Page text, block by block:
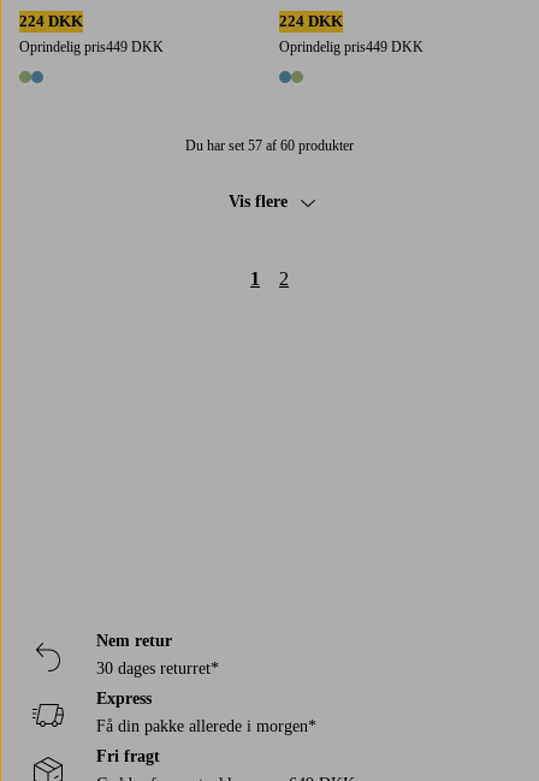
224 DKK
Oprindelig pris449 DKK
2 farver
224 DKK
Oprindelig pris449 DKK
2 farver
Du har set 57 af 60 produkter
Vis flere
1 2
Nem retur
30 dages returret*
Express
Få din pakke allerede i morgen*
Fri fragt